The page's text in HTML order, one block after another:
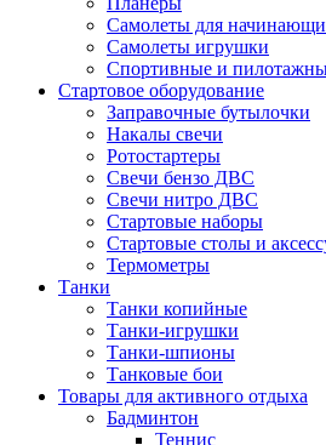
Самолеты для
Самолеты игрушки
Спортивные и
Стартовое оборудование
Заправочные бутылочки
Накалы свечи
Ротостартеры
Свечи бензо ДВС
Свечи нитро ДВС
Стартовые наборы
Стартовые столы и
Термометры
Танки
Танки копийные
Танки-игрушки
Танки-шпионы
Танковые бои
Товары для активного отдыха
Бадминтон
Теннис